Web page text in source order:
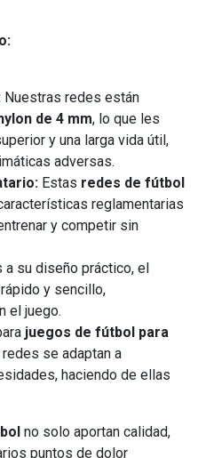
Nuestras redes están
de 4 mm, lo que les
y una larga vida útil,
adversas.
Estas redes de fútbol
reglamentarias
y competir sin
a su diseño práctico, el
y sencillo,
el juego.
juegos de fútbol para
se adaptan a
haciendo de ellas
no solo aportan calidad,
puntos de dolor